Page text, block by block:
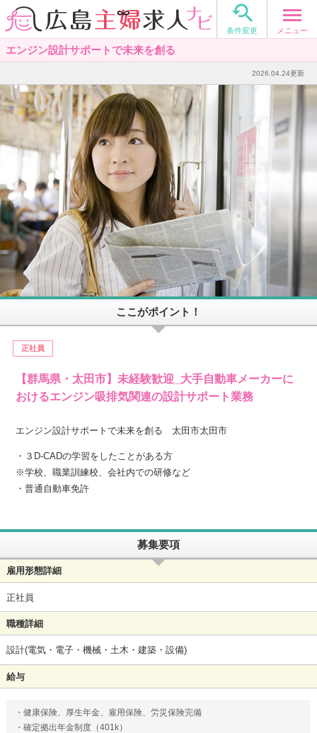

条件変更 メニュー
エンジン設計サポートで未来を創る
2026.04.24更新
ここがポイント！
正社員
【群馬県・太田市】未経験歓迎_大手自動車メーカーに
おけるエンジン吸排気関連の設計サポート業務
エンジン設計サポートで未来を創る 太田市太田市
・３D-CADの学習をしたことがある方
※学校、職業訓練校、会社内での研修など
・普通自動車免許
募集要項
雇用形態詳細
正社員
職種詳細
設計(電気・電子・機械・土木・建築・設備)
給与
・健康保険、厚生年金、雇用保険、労災保険完備
・確定拠出年金制度（401k）